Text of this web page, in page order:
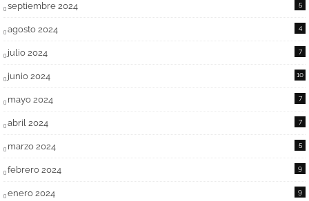
septiembre 2024 5
agosto 2024 4
julio 2024 7
junio 2024 10
mayo 2024 7
abril 2024 7
marzo 2024 5
febrero 2024 9
enero 2024 9